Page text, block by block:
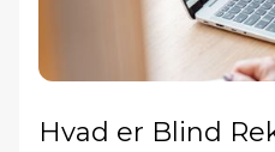
Hvad er Blind